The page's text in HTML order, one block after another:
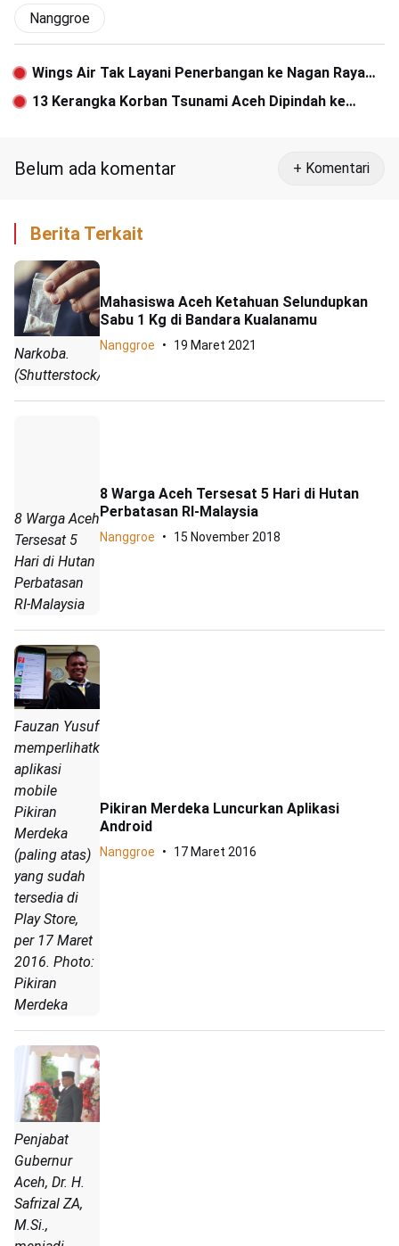
Nanggroe
Wings Air Tak Layani Penerbangan ke Nagan Raya
Selama Dua Hari
13 Kerangka Korban Tsunami Aceh Dipindah ke
Belum ada komentar + Komentari
Berita Terkait
Narkoba.
(Shutterstock/ar)
Mahasiswa Aceh Ketahuan Selundupkan
Sabu 1 Kg di Bandara Kualanamu
Nanggroe 19 Maret 2021
8 Warga Aceh
Tersesat 5
Hari di Hutan
Perbatasan
RI-Malaysia
8 Warga Aceh Tersesat 5 Hari di Hutan
Perbatasan RI-Malaysia
Nanggroe 15 November 2018
Fauzan Yusuf
memperlihatkan
aplikasi
mobile
Pikiran
Merdeka
(paling atas)
yang sudah
tersedia di
Play Store,
per 17 Maret
2016. Photo:
Pikiran
Merdeka
Pikiran Merdeka Luncurkan Aplikasi
Android
Nanggroe 17 Maret 2016
Penjabat
Gubernur
Aceh, Dr. H.
Safrizal ZA,
M.Si.,